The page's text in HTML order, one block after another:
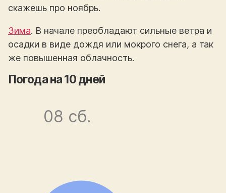
скажешь про ноябрь.
Зима. В начале преобладают сильные ветра и
осадки в виде дождя или мокрого снега, а так
же повышенная облачность.
Погода на 10 дней
08 сб.